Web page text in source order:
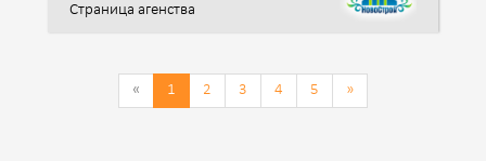
Страница агенства
« 1 2 3 4 5 »